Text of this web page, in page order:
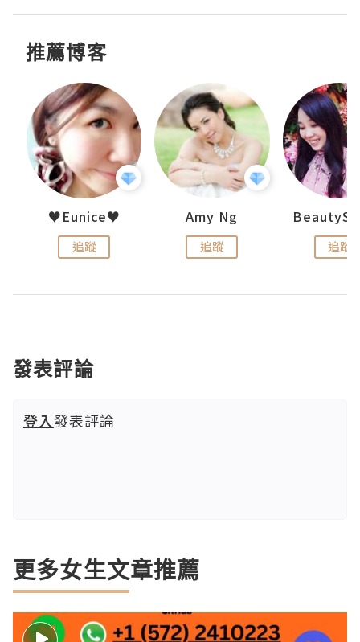
推薦博客
♥Eunice♥
追蹤
Amy Ng
追蹤 追蹤
發表評論
登入發表評論
更多女生文章推薦